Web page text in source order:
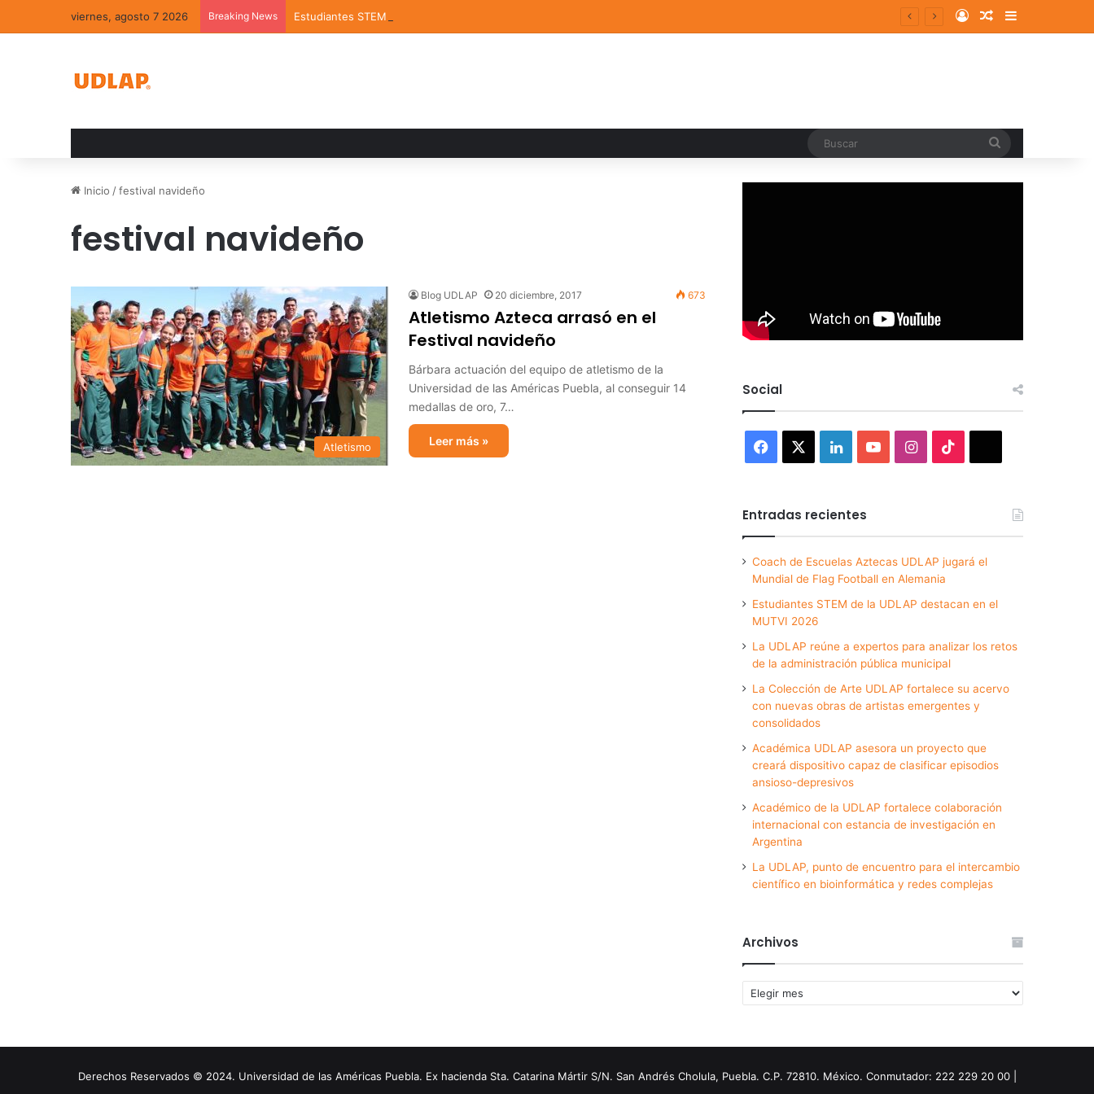
viernes, agosto 7 2026 Breaking News Estudiantes STEM de la UDLAP destacan en el MUTVI 2026 Log InRandom Article
Sidebar
Inicio /festival navideño
festival navideño
Atletismo
Blog UDLAP 20 diciembre, 2017 673
Atletismo Azteca arrasó en el
Festival navideño
Bárbara actuación del equipo de atletismo de la
Universidad de las Américas Puebla, al conseguir 14
medallas de oro, 7…
Leer más »
Social
Facebook LinkedInYouTubeInstagram
Entradas recientes
Coach de Escuelas Aztecas UDLAP jugará el
Mundial de Flag Football en Alemania
Estudiantes STEM de la UDLAP destacan en el
MUTVI 2026
La UDLAP reúne a expertos para analizar los retos
de la administración pública municipal
La Colección de Arte UDLAP fortalece su acervo
con nuevas obras de artistas emergentes y
consolidados
Académica UDLAP asesora un proyecto que
creará dispositivo capaz de clasificar episodios
ansioso-depresivos
Académico de la UDLAP fortalece colaboración
internacional con estancia de investigación en
Argentina
La UDLAP, punto de encuentro para el intercambio
científico en bioinformática y redes complejas
Archivos
Archivos
Derechos Reservados © 2024. Universidad de las Américas Puebla. Ex hacienda Sta. Catarina Mártir S/N. San Andrés Cholula, Puebla. C.P. 72810. México. Conmutador: 222 229 20 00 |